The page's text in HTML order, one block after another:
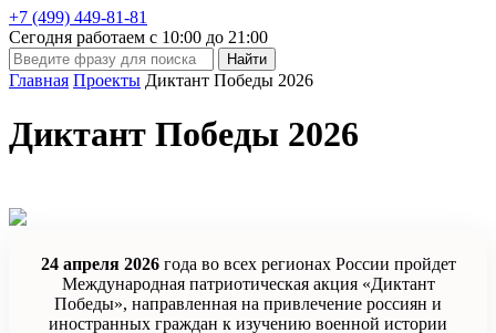
+7 (499) 449-81-81
Сегодня работаем с 10:00 до 21:00
Главная Проекты Диктант Победы 2026
Диктант Победы 2026
24 апреля 2026года во всех регионах России пройдет
Международная патриотическая акция «Диктант
Победы», направленная на привлечение россиян и
иностранных граждан к изучению военной истории